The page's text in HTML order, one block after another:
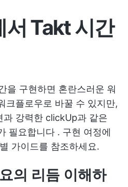
서 Takt 시간
을 구현하면 혼란스러운 워
크플로우로 바꿀 수 있지만,
과 강력한 clickUp과 같은
필요합니다 . 구현 여정에
가이드를 참조하세요.
의 리듬 이해하